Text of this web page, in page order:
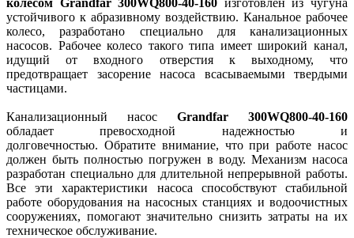
устойчивого к абразивному воздействию. Канальное рабочее
колесо, разработано специально для канализационных
насосов. Рабочее колесо такого типа имеет широкий канал,
идущий от входного отверстия к выходному, что
предотвращает засорение насоса всасываемыми твердыми
частицами.
Канализационный насос Grandfar 300WQ800-40-160
обладает превосходной надежностью и
долговечностью. Обратите внимание, что при работе насос
должен быть полностью погружен в воду. Механизм насоса
разработан специально для длительной непрерывной работы.
Все эти характеристики насоса способствуют стабильной
работе оборудования на насосных станциях и водоочистных
сооружениях, помогают значительно снизить затраты на их
техническое обслуживание.